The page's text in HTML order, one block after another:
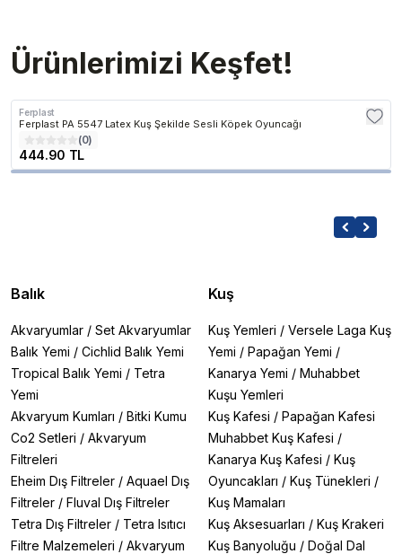
Ürünlerimizi Keşfet!
Ferplast
Ferplast PA 5547 Latex Kuş Şekilde Sesli Köpek Oyuncağı
(0)
444.90 TL
Balık
Akvaryumlar / Set Akvaryumlar
Balık Yemi / Cichlid Balık Yemi
Tropical Balık Yemi / Tetra
Yemi
Akvaryum Kumları / Bitki Kumu
Co2 Setleri / Akvaryum
Filtreleri
Eheim Dış Filtreler / Aquael Dış
Filtreler / Fluval Dış Filtreler
Tetra Dış Filtreler / Tetra Isıtıcı
Filtre Malzemeleri / Akvaryum
Kuş
Kuş Yemleri / Versele Laga Kuş
Yemi / Papağan Yemi /
Kanarya Yemi / Muhabbet
Kuşu Yemleri
Kuş Kafesi / Papağan Kafesi
Muhabbet Kuş Kafesi /
Kanarya Kuş Kafesi / Kuş
Oyuncakları / Kuş Tünekleri /
Kuş Mamaları
Kuş Aksesuarları / Kuş Krakeri
Kuş Banyoluğu / Doğal Dal